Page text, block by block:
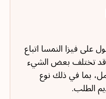
على فيزا النمسا اتباع
قد تختلف بعض الشيء
بما في ذلك نوع
الطلب.